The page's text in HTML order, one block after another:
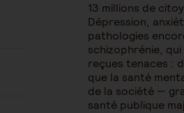
13 millions de
Dépression,
pathologies
schizophrénie,
reçues tenaces :
que la santé
de la société —
santé publique